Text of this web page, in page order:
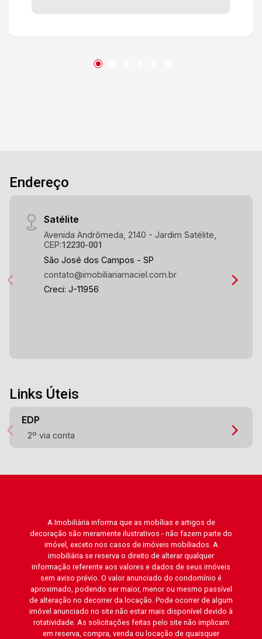
Endereço
Satélite
Avenida Andrômeda, 2140 - Jardim Satélite,
CEP:12230-001
São José dos Campos - SP
contato@imobiliariamaciel.com.br
Creci: J-11956
Links Úteis
EDP
2º via conta
A Imobiliária informa que as mobílias e artigos de
decoração são meramente ilustrativos - não fazem parte do
imóvel, exceto nos casos de imóveis mobiliados. A
imobiliária se reserva o direito de alterar qualquer
informação referente aos valores e dados de seus imóveis
sem aviso prévio. O valor anunciado do condomínio é
aproximado, podendo ser maior, menor ou mesmo passível
de alteração no decorrer da locação. Pode ocorrer de algum
imóvel anunciado no site não estar mais disponível devido à
rotatividade. As solicitações feitas pelo site não implicam
em reserva, compra, venda ou locação de quaisquer